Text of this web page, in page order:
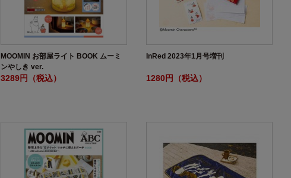
MOOMIN お部屋ライト BOOK ムーミ
ンやしき ver.
3289円（税込）
InRed 2023年1月号増刊
1280円（税込）